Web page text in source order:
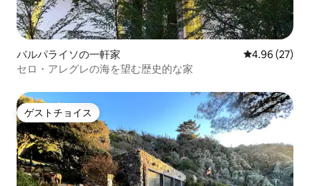
バルパライソの一軒家 レビュー27
4.96 (27)
セロ・アレグレの海を望む歴史的な家
ゲストチョイス
ゲストチョイス